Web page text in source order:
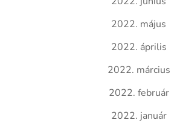
2022. május
2022. április
2022. március
2022. február
2022. január